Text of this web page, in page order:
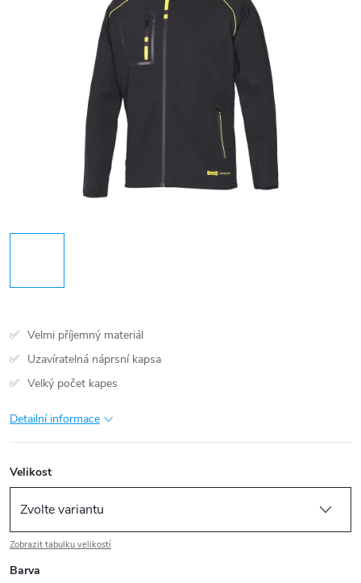
Velmi příjemný materiál
Uzavíratelná náprsní kapsa
Velký počet kapes
Detailní informace
Velikost
Zobrazit tabulku velikostí
Barva